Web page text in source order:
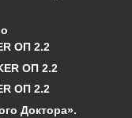
ОП 2.2
ОП 2.2
ОП 2.2
Доктора».